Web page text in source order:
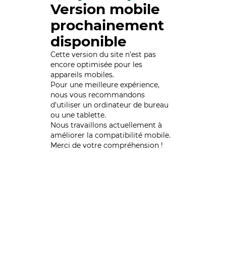
Version mobile
prochainement
disponible
Cette version du site n’est pas
encore optimisée pour les
appareils mobiles.
Pour une meilleure expérience,
nous vous recommandons
d'utiliser un ordinateur de bureau
ou une tablette.
Nous travaillons actuellement à
améliorer la compatibilité mobile.
Merci de votre compréhension !